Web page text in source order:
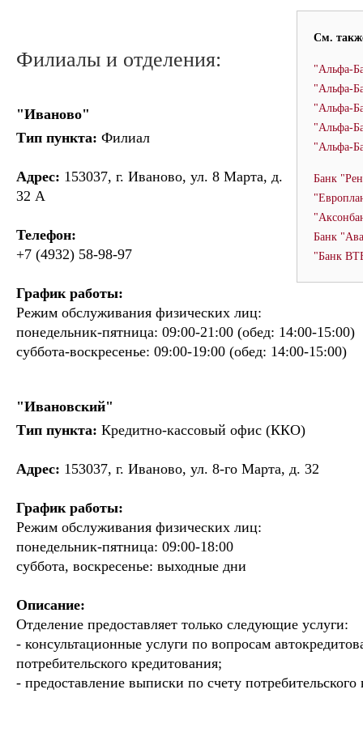
См.
"Альфа-
"Альфа-
"Альфа-
"Альфа-
"Альфа-
Банк
Банк
"Банк
Филиалы и отделения:
"Иваново"
Тип пункта: Филиал
Адрес: 153037, г. Иваново, ул. 8 Марта, д.
32 А
Телефон:
+7 (4932) 58-98-97
График работы:
Режим обслуживания физических лиц:
понедельник-пятница: 09:00-21:00 (обед: 14:00-15:00)
суббота-воскресенье: 09:00-19:00 (обед: 14:00-15:00)
"Ивановский"
Тип пункта: Кредитно-кассовый офис (ККО)
Адрес: 153037, г. Иваново, ул. 8-го Марта, д. 32
График работы:
Режим обслуживания физических лиц:
понедельник-пятница: 09:00-18:00
суббота, воскресенье: выходные дни
Описание:
Отделение предоставляет только следующие услуги:
- консультационные услуги по вопросам
потребительского кредитования;
- предоставление выписки по счету потребительского